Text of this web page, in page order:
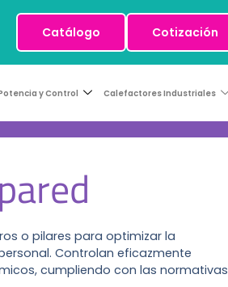
Catálogo Cotización
y Control Calefactores Industriales
o pilares para optimizar la
Controlan eficazmente
cumpliendo con las normativas